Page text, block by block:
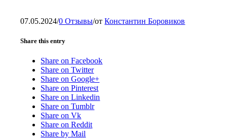
07.05.2024/0 Отзывы/отКонстантин Боровиков
Share this entry
Share on Facebook
Share on Twitter
Share on Google+
Share on Pinterest
Share on Linkedin
Share on Tumblr
Share on Vk
Share on Reddit
Share by Mail